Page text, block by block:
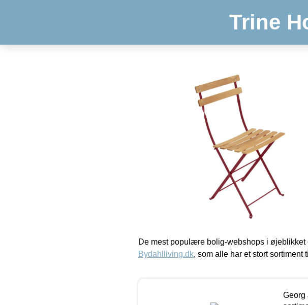
Trine
De mest populære bolig-webshops i øjeblikket
Bydahlliving.dk, som alle har et stort sortiment
Georg